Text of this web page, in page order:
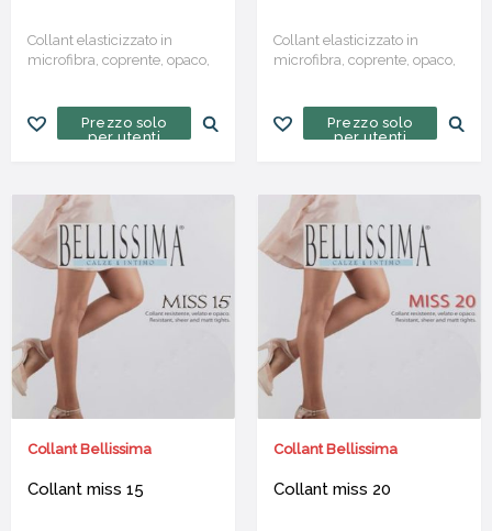
Collant elasticizzato in
microfibra, coprente, opaco,
paia
Prezzo solo
per utenti
Collant elasticizzato in
microfibra, coprente, opaco,
paia
Prezzo solo
per utenti
Collant Bellissima
Collant miss 15
Collant Bellissima
Collant miss 20